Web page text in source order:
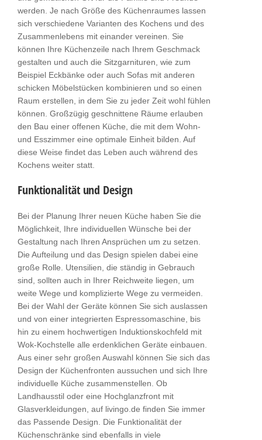
werden. Je nach Größe des Küchenraumes lassen
sich verschiedene Varianten des Kochens und des
Zusammenlebens mit einander vereinen. Sie
können Ihre Küchenzeile nach Ihrem Geschmack
gestalten und auch die Sitzgarnituren, wie zum
Beispiel Eckbänke oder auch Sofas mit anderen
schicken Möbelstücken kombinieren und so einen
Raum erstellen, in dem Sie zu jeder Zeit wohl fühlen
können. Großzügig geschnittene Räume erlauben
den Bau einer offenen Küche, die mit dem Wohn-
und Esszimmer eine optimale Einheit bilden. Auf
diese Weise findet das Leben auch während des
Kochens weiter statt.
Funktionalität und Design
Bei der Planung Ihrer neuen Küche haben Sie die
Möglichkeit, Ihre individuellen Wünsche bei der
Gestaltung nach Ihren Ansprüchen um zu setzen.
Die Aufteilung und das Design spielen dabei eine
große Rolle. Utensilien, die ständig in Gebrauch
sind, sollten auch in Ihrer Reichweite liegen, um
weite Wege und komplizierte Wege zu vermeiden.
Bei der Wahl der Geräte können Sie sich auslassen
und von einer integrierten Espressomaschine, bis
hin zu einem hochwertigen Induktionskochfeld mit
Wok-Kochstelle alle erdenklichen Geräte einbauen.
Aus einer sehr großen Auswahl können Sie sich das
Design der Küchenfronten aussuchen und sich Ihre
individuelle Küche zusammenstellen. Ob
Landhausstil oder eine Hochglanzfront mit
Glasverkleidungen, auf livingo.de finden Sie immer
das Passende Design. Die Funktionalität der
Küchenschränke sind ebenfalls in viele